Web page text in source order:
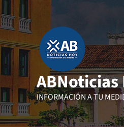
al
contenido
ABNoticias
INFORMACIÓN A TU